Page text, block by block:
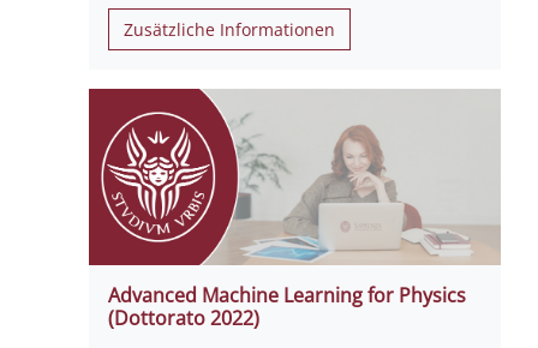
Zusätzliche Informationen
Advanced Machine Learning for Physics
(Dottorato 2022)